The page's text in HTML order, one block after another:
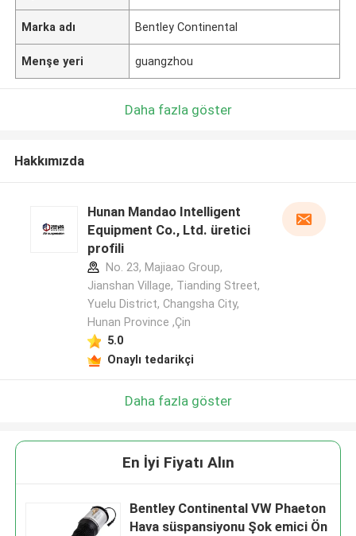
Marka adı Bentley Continental
Menşe yeri guangzhou
Daha fazla göster
Hakkımızda
Hunan Mandao Intelligent
Equipment Co., Ltd. üretici
profili
No. 23, Majiaao Group,
Jianshan Village, Tianding Street,
Yuelu District, Changsha City,
Hunan Province ,Çin
5.0
Onaylı tedarikçi
Daha fazla göster
En İyi Fiyatı Alın
Bentley Continental VW Phaeton
Hava süspansiyonu Şok emici Ön